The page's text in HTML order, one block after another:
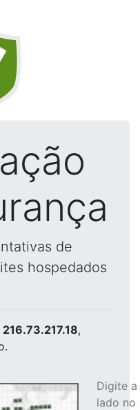
de
hospedados
216.73.217.18,
Digite
lado no